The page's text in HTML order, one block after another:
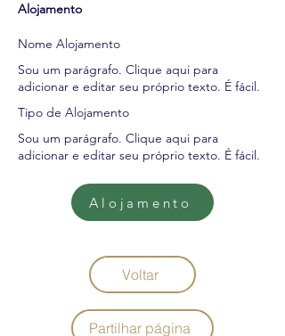
Alojamento
Nome Alojamento
Sou um parágrafo. Clique aqui para
adicionar e editar seu próprio texto. É fácil.
Tipo de Alojamento
Sou um parágrafo. Clique aqui para
adicionar e editar seu próprio texto. É fácil.
Alojamento
Voltar
Partilhar página